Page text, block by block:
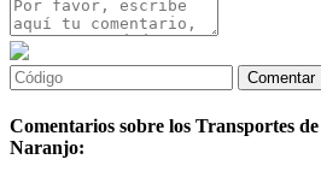
Comentarios sobre los Transportes
Naranjo: